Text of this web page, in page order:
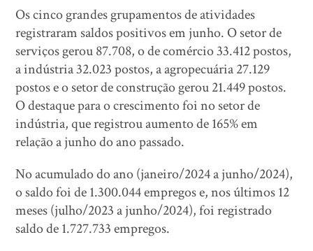
Os cinco grandes grupamentos de atividades
registraram saldos positivos em junho. O setor de
serviços gerou 87.708, o de comércio 33.412 postos,
a indústria 32.023 postos, a agropecuária 27.129
postos e o setor de construção gerou 21.449 postos.
O destaque para o crescimento foi no setor de
indústria, que registrou aumento de 165% em
relação a junho do ano passado.
No acumulado do ano (janeiro/2024 a junho/2024),
o saldo foi de 1.300.044 empregos e, nos últimos 12
meses (julho/2023 a junho/2024), foi registrado
saldo de 1.727.733 empregos.